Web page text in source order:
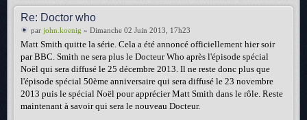
Re: Doctor who
par john.koenig » Dimanche 02 Juin 2013, 17h23
Matt Smith quitte la série. Cela a été annoncé officiellement hier soir
par BBC. Smith ne sera plus le Docteur Who après l'épisode spécial
Noël qui sera diffusé le 25 décembre 2013. Il ne reste donc plus que
l'épisode spécial 50ème anniversaire qui sera diffusé le 23 novembre
2013 puis le spécial Noël pour apprécier Matt Smith dans le rôle. Reste
maintenant à savoir qui sera le nouveau Docteur.